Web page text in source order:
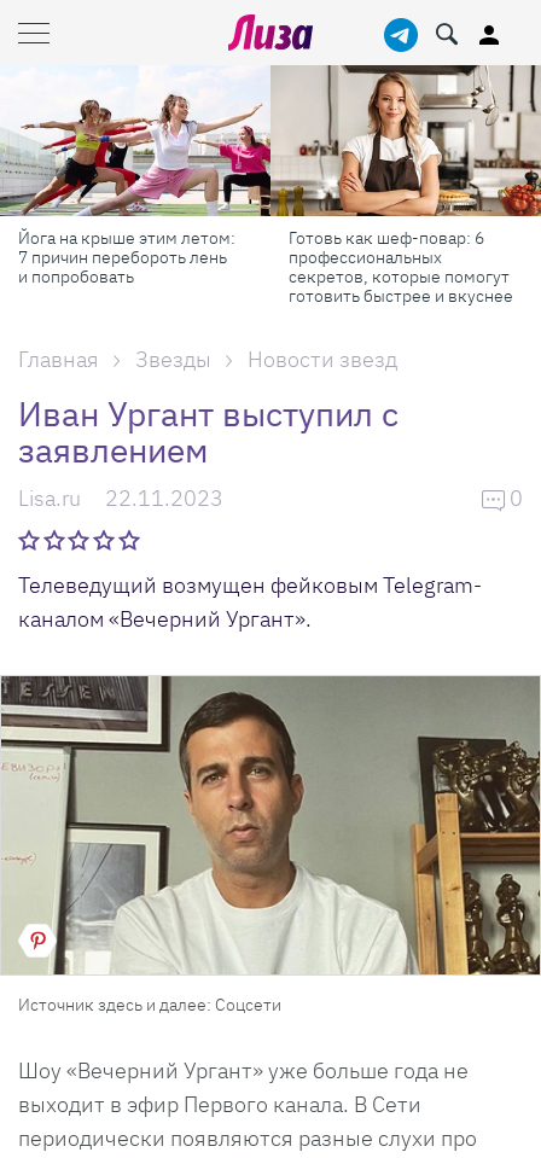
Йога на крыше этим летом:
7 причин перебороть лень
и попробовать
Готовь как шеф-повар: 6
профессиональных
секретов, которые помогут
готовить быстрее и вкуснее
Главная Звезды Новости звезд
Иван Ургант выступил с
заявлением
Lisa.ru 22.11.2023 0
Телеведущий возмущен фейковым Telegram-
каналом «Вечерний Ургант».
Источник здесь и далее: Соцсети
Шоу «Вечерний Ургант» уже больше года не
выходит в эфир Первого канала. В Сети
периодически появляются разные слухи про